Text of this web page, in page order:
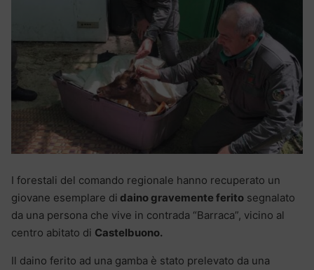
I forestali del comando regionale hanno recuperato un
giovane esemplare di daino gravemente ferito segnalato
da una persona che vive in contrada “Barraca”, vicino al
centro abitato di Castelbuono.
Il daino ferito ad una gamba è stato prelevato da una